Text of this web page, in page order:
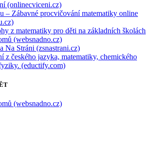
(onlinecviceni.cz)
– Zábavné procvičování matematiky online
z matematiky pro děti na základních školách
(websnadno.cz)
Na Stráni (zsnastrani.cz)
z českého jazyka, matematiky, chemického
(eductify.com)
(websnadno.cz)